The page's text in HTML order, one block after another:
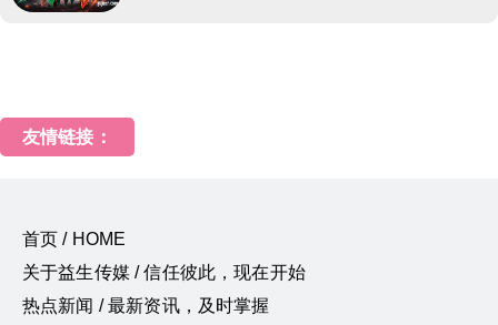
友情链接：
首页 / HOME
关于益生传媒 / 信任彼此，现在开始
热点新闻 / 最新资讯，及时掌握